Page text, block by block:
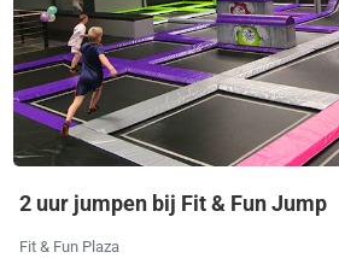
2 uur jumpen bij Fit & Fun Jump
Fit & Fun Plaza